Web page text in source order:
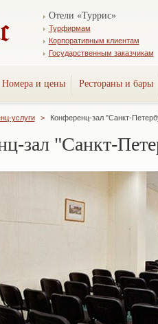
Отели «Туррис»
Турфирмам
Корпоративным клиентам
Государственным заказчикам
Номера и цены Рестораны и бары
услуги > Конференц-зал "Санкт-
зал "Санкт-